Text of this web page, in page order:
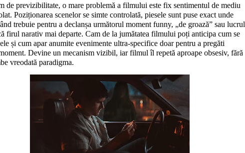
de previzibilitate, o mare problemă a filmului este fix sentimentul de mediu
Poziționarea scenelor se simte controlată, piesele sunt puse exact unde
trebuie pentru a declanșa următorul moment funny, „de groază” sau lucrul
firul narativ mai departe. Cam de la jumătatea filmului poți anticipa cum se
și cum apar anumite evenimente ultra-specifice doar pentru a pregăti
Devine un mecanism vizibil, iar filmul îl repetă aproape obsesiv, fără
vreodată paradigma.